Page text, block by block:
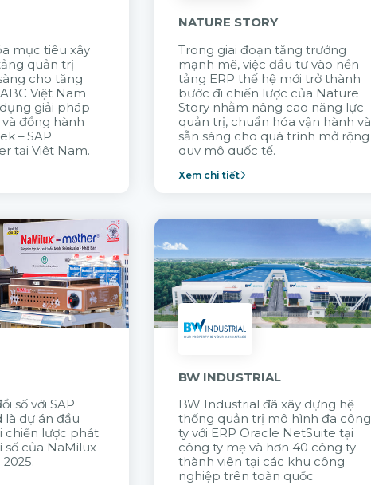
mục tiêu xây
quản trị
cho tăng
Việt Nam
giải pháp
và đồng hành
– SAP
tại Việt Nam.
NATURE STORY
Trong giai đoạn tăng trưởng
mạnh mẽ, việc đầu tư vào nền
tảng ERP thế hệ mới trở thành
bước đi chiến lược của Nature
Story nhằm nâng cao năng lực
quản trị, chuẩn hóa vận hành và
sẵn sàng cho quá trình mở rộng
quy mô quốc tế.
Xem chi tiết
số với SAP
là dự án đầu
chiến lược phát
số của NaMilux
BW INDUSTRIAL
BW Industrial đã xây dựng hệ
thống quản trị mô hình đa công
ty với ERP Oracle NetSuite tại
công ty mẹ và hơn 40 công ty
thành viên tại các khu công
nghiệp trên toàn quốc